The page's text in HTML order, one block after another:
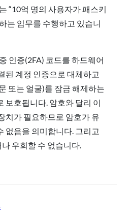
“10억 명의 사용자가 패스키
는 임무를 수행하고 있습니
인증(2FA) 코드를 하드웨어
된 계정 인증으로 대체하고
또는 얼굴)를 잠금 해제하는
보호됩니다. 암호와 달리 이
치가 필요하므로 암호가 유
없음을 의미합니다. 그리고
우회할 수 없습니다.